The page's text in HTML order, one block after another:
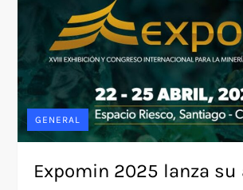
GENERAL
Expomin 2025 lanza su